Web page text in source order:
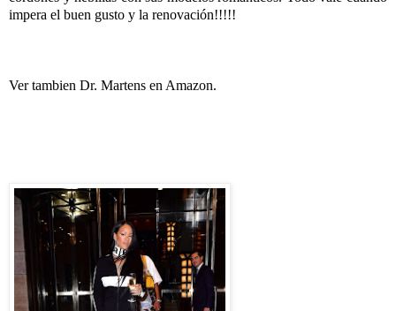
impera el buen gusto y la renovación!!!!!
Ver tambien Dr. Martens en Amazon.